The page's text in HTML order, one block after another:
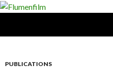
PUBLICATIONS